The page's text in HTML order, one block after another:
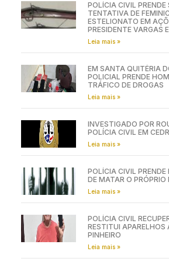
POLÍCIA CIVIL PRENDE
TENTATIVA DE
ESTELIONATO EM
PRESIDENTE VARGAS
Leia mais »
EM SANTA QUITÉRIA
POLICIAL PRENDE
TRÁFICO DE DROGAS
Leia mais »
INVESTIGADO POR
POLÍCIA CIVIL EM
Leia mais »
POLÍCIA CIVIL
DE MATAR O PRÓPRIO
Leia mais »
POLÍCIA CIVIL
RESTITUI APARELHOS
PINHEIRO
Leia mais »